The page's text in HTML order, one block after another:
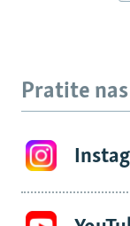
Pratite nas